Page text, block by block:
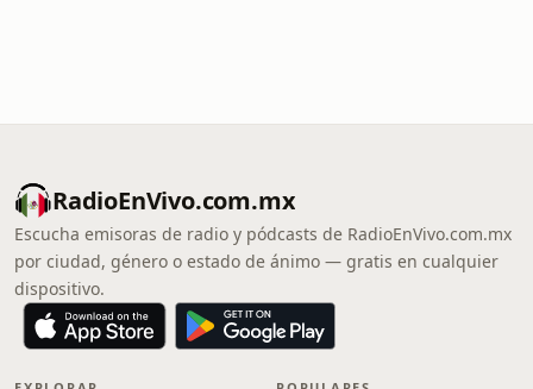
RadioEnVivo.com.mx
Escucha emisoras de radio y pódcasts de RadioEnVivo.com.mx
por ciudad, género o estado de ánimo — gratis en cualquier
dispositivo.